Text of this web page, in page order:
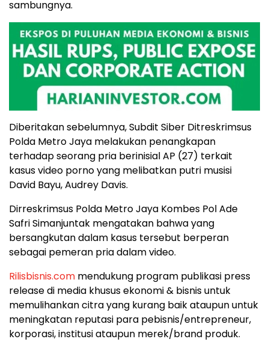
sambungnya.
Diberitakan sebelumnya, Subdit Siber Ditreskrimsus
Polda Metro Jaya melakukan penangkapan
terhadap seorang pria berinisial AP (27) terkait
kasus video porno yang melibatkan putri musisi
David Bayu, Audrey Davis.
Dirreskrimsus Polda Metro Jaya Kombes Pol Ade
Safri Simanjuntak mengatakan bahwa yang
bersangkutan dalam kasus tersebut berperan
sebagai pemeran pria dalam video.
Rilisbisnis.com mendukung program publikasi press
release di media khusus ekonomi & bisnis untuk
memulihankan citra yang kurang baik ataupun untuk
meningkatan reputasi para pebisnis/entrepreneur,
korporasi, institusi ataupun merek/brand produk.